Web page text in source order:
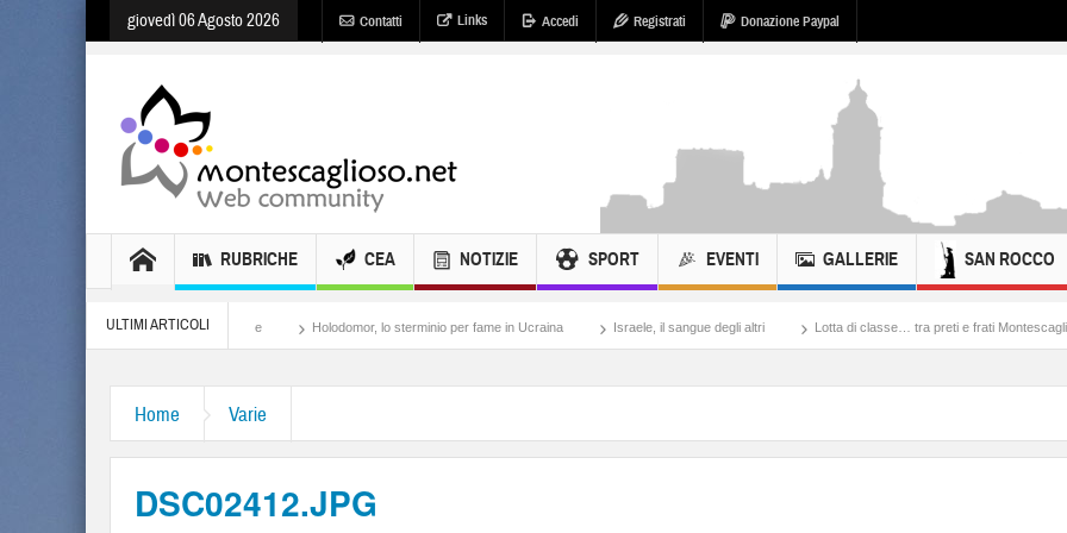
giovedì 06 Agosto 2026 Contatti Links Accedi Registrati Donazione Paypal
RUBRICHE CEA NOTIZIE SPORT EVENTI GALLERIE SAN ROCCO
ULTIMI ARTICOLI
Meloni, il lamento al potere Holodomor, lo sterminio per fame in Ucraina Israele, il sangue degli altri Lotta di classe… tra preti e frati Montescaglioso
Home Varie
DSC02412.JPG